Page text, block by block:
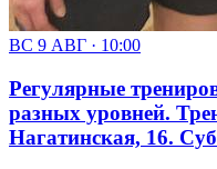
ВС 9 АВГ · 10:00
Регулярные
разных уровней.
Нагатинская, 16.